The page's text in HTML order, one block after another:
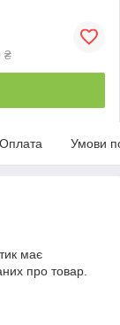
₴
Оплата Умови
має
про товар.